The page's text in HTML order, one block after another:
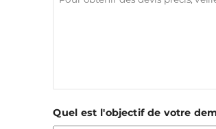
Quel est l'objectif de votre